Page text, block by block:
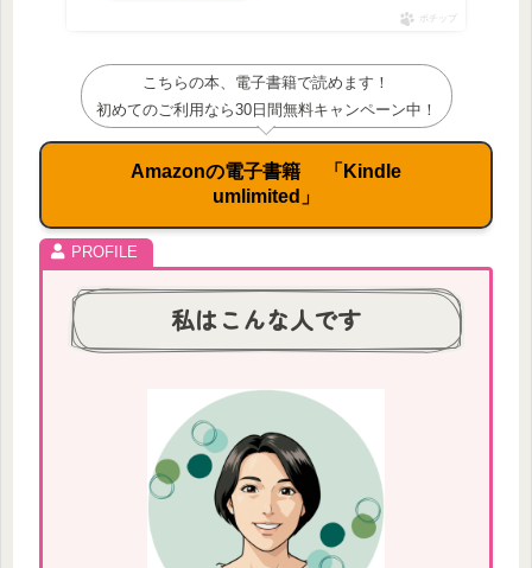
ポチップ
こちらの本、電子書籍で読めます！
初めてのご利用なら30日間無料キャンペーン中！
Amazonの電子書籍 「Kindle
umlimited」
私はこんな人です